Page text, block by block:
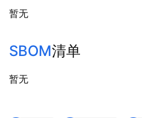
暂无
SBOM清单
暂无